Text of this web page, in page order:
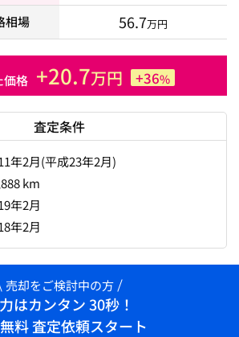
相場 56.7万円
価格 +20.7万円 +36%
査定条件
年2月(平成23年2月)
km
年2月
年2月
売却をご検討中の方
はカンタン 30秒！
料 査定依頼スタート